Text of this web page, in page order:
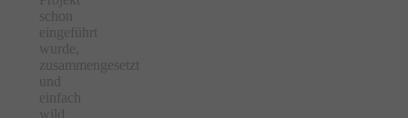
schon
eingeführt
wurde,
zusammengesetzt
und
einfach
wild